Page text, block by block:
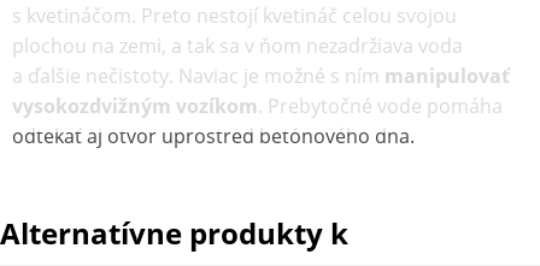
s kvetináčom. Preto nestojí kvetináč celou svojou
plochou na zemi, a tak sa v ňom nezadržiava voda
a ďalšie nečistoty. Naviac je možné s ním manipulovať
vysokozdvižným vozíkom. Prebytočné vode pomáha
odtekať aj otvor uprostred betónového dna.
Alternatívne produkty k